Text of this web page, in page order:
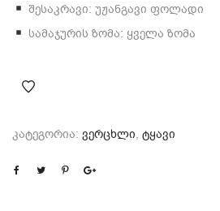
შესაკრავი: უჟანგავი ფოლადი
სამაჯურის ზომა: ყველა ზომა
კატეგორია: ვერცხლი, ტყავი